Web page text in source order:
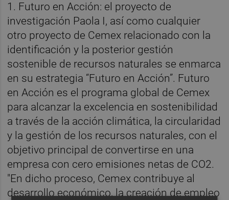
1. Futuro en Acción: el proyecto de
investigación Paola I, así como cualquier
otro proyecto de Cemex relacionado con la
identificación y la posterior gestión
sostenible de recursos naturales se enmarca
en su estrategia “Futuro en Acción”. Futuro
en Acción es el programa global de Cemex
para alcanzar la excelencia en sostenibilidad
a través de la acción climática, la circularidad
y la gestión de los recursos naturales, con el
objetivo principal de convertirse en una
empresa con cero emisiones netas de CO2.
"En dicho proceso, Cemex contribuye al
desarrollo económico, la creación de empleo